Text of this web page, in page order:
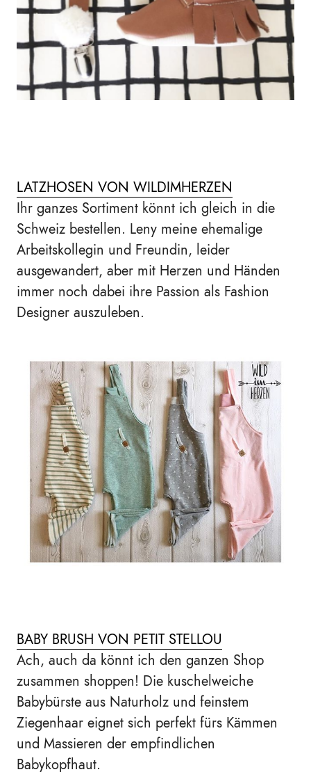
LATZHOSEN VON WILDIMHERZEN
Ihr ganzes Sortiment könnt ich gleich in die
Schweiz bestellen. Leny meine ehemalige
Arbeitskollegin und Freundin, leider
ausgewandert, aber mit Herzen und Händen
immer noch dabei ihre Passion als Fashion
Designer auszuleben.
BABY BRUSH VON PETIT STELLOU
Ach, auch da könnt ich den ganzen Shop
zusammen shoppen! Die kuschelweiche
Babybürste aus Naturholz und feinstem
Ziegenhaar eignet sich perfekt fürs Kämmen
und Massieren der empfindlichen
Babykopfhaut.